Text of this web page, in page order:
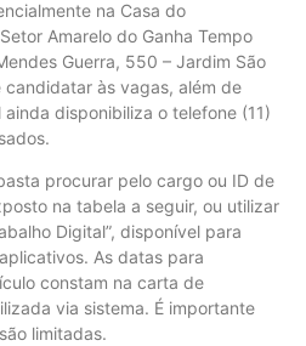
na Casa do
Amarelo do Ganha Tempo
Guerra, 550 – Jardim São
às vagas, além de
disponibiliza o telefone (11)
procurar pelo cargo ou ID de
na tabela a seguir, ou utilizar
Digital”, disponível para
As datas para
constam na carta de
via sistema. É importante
limitadas.